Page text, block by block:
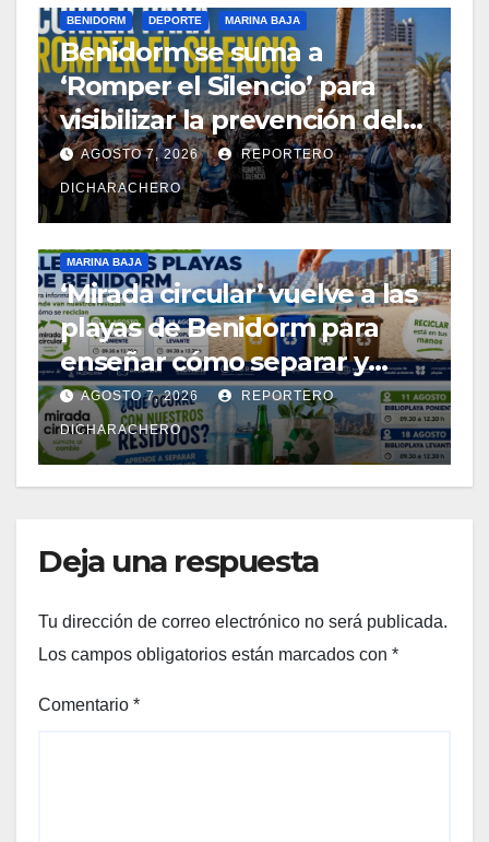
BENIDORM DEPORTE MARINA BAJA
Benidorm se suma a
‘Romper el Silencio’ para
visibilizar la prevención del
suicidio
AGOSTO 7, 2026 REPORTERO
DICHARACHERO
MARINA BAJA
‘Mirada circular’ vuelve a las
playas de Benidorm para
enseñar cómo separar y
reciclar los residuos
AGOSTO 7, 2026 REPORTERO
DICHARACHERO
Deja una respuesta
Tu dirección de correo electrónico no será publicada.
Los campos obligatorios están marcados con *
Comentario *